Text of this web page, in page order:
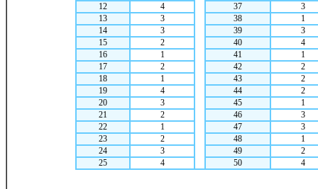
3
37
4
12
1
38
3
13
3
39
3
14
4
40
2
15
1
41
1
16
2
42
2
17
2
43
1
18
2
44
4
19
1
45
3
20
3
46
2
21
3
47
1
22
1
48
2
23
2
49
3
24
4
50
4
25